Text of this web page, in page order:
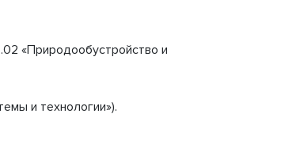
«Природообустройство и
и технологии»).